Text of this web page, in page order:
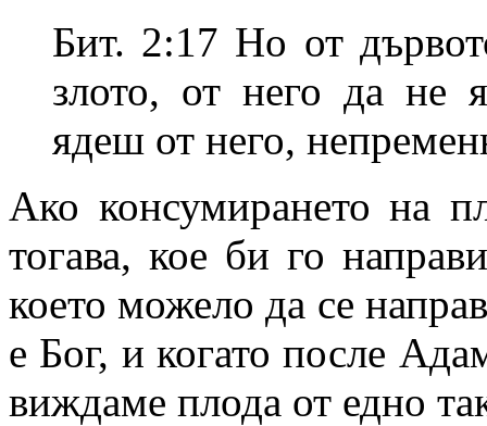
Бит. 2:17 Но от
злото, от него да не
ядеш от него,
Ако консумирането на
тогава, кое би го
което можело да се
е Бог, и когато после
виждаме плода от едно